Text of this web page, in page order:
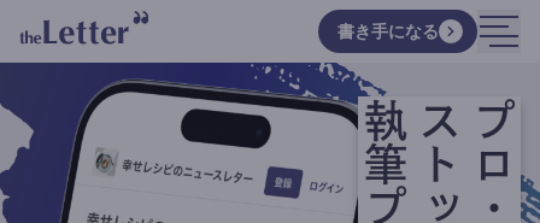
書き手になる